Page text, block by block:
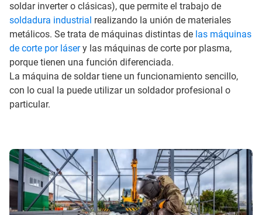
soldar inverter o clásicas), que permite el trabajo de
soldadura industrial realizando la unión de materiales
metálicos. Se trata de máquinas distintas de las máquinas
de corte por lásery las máquinas de corte por plasma,
porque tienen una función diferenciada.
La máquina de soldar tiene un funcionamiento sencillo,
con lo cual la puede utilizar un soldador profesional o
particular.